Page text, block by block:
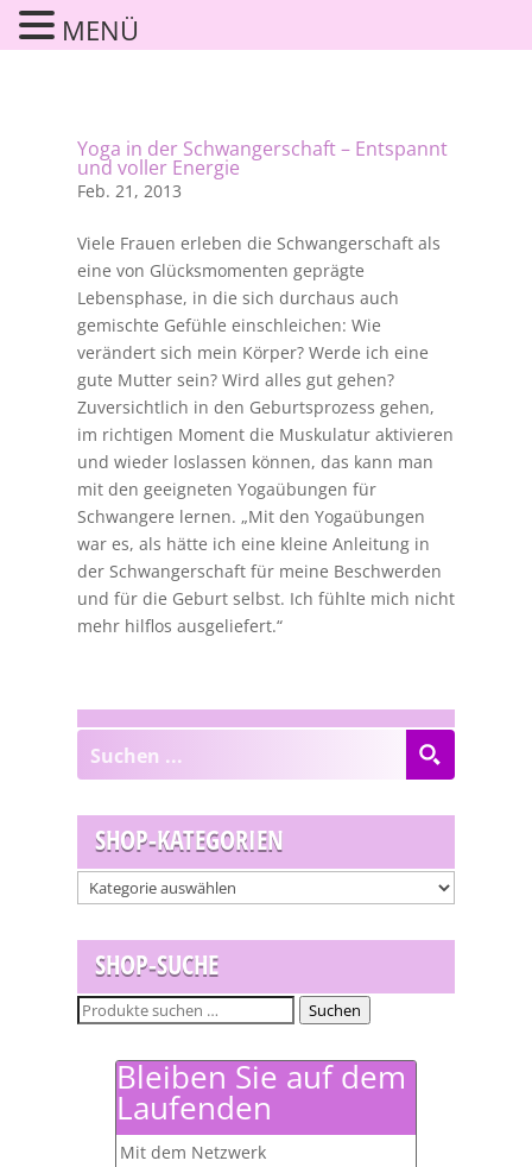
Yoga in der Schwangerschaft – Entspannt
und voller Energie
Feb. 21, 2013
Viele Frauen erleben die Schwangerschaft als
eine von Glücksmomenten geprägte
Lebensphase, in die sich durchaus auch
gemischte Gefühle einschleichen: Wie
verändert sich mein Körper? Werde ich eine
gute Mutter sein? Wird alles gut gehen?
Zuversichtlich in den Geburtsprozess gehen,
im richtigen Moment die Muskulatur aktivieren
und wieder loslassen können, das kann man
mit den geeigneten Yogaübungen für
Schwangere lernen. „Mit den Yogaübungen
war es, als hätte ich eine kleine Anleitung in
der Schwangerschaft für meine Beschwerden
und für die Geburt selbst. Ich fühlte mich nicht
mehr hilflos ausgeliefert.“
SHOP-KATEGORIEN
SHOP-SUCHE
Suchen
Suchen
Bleiben Sie auf dem
Laufenden
Mit dem Netzwerk
MENÜ